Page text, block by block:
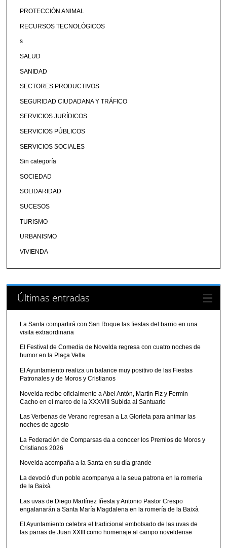
PROTECCIÓN ANIMAL
RECURSOS TECNOLÓGICOS
s
SALUD
SANIDAD
SECTORES PRODUCTIVOS
SEGURIDAD CIUDADANA Y TRÁFICO
SERVICIOS JURÍDICOS
SERVICIOS PÚBLICOS
SERVICIOS SOCIALES
Sin categoría
SOCIEDAD
SOLIDARIDAD
SUCESOS
TURISMO
URBANISMO
VIVIENDA
Últimas entradas
La Santa compartirá con San Roque las fiestas del barrio en una
visita extraordinaria
El Festival de Comedia de Novelda regresa con cuatro noches de
humor en la Plaça Vella
El Ayuntamiento realiza un balance muy positivo de las Fiestas
Patronales y de Moros y Cristianos
Novelda recibe oficialmente a Abel Antón, Martín Fiz y Fermín
Cacho en el marco de la XXXVIII Subida al Santuario
Las Verbenas de Verano regresan a La Glorieta para animar las
noches de agosto
La Federación de Comparsas da a conocer los Premios de Moros y
Cristianos 2026
Novelda acompaña a la Santa en su día grande
La devoció d'un poble acompanya a la seua patrona en la romeria
de la Baixà
Las uvas de Diego Martínez Iñesta y Antonio Pastor Crespo
engalanarán a Santa María Magdalena en la romería de la Baixà
El Ayuntamiento celebra el tradicional embolsado de las uvas de
las parras de Juan XXIII como homenaje al campo noveldense